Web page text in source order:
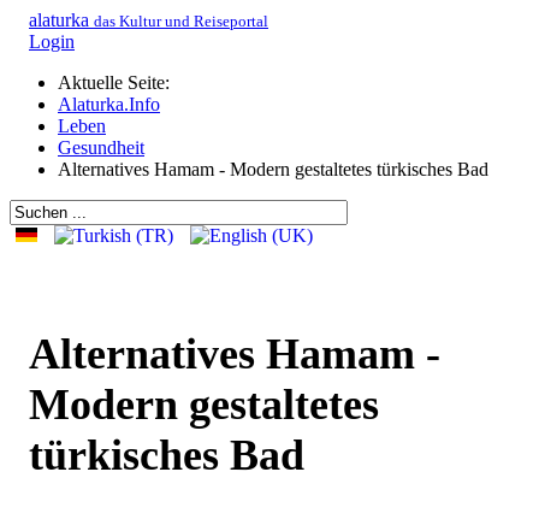
alaturka das Kultur und Reiseportal
Login
Aktuelle Seite:
Alaturka.Info
Leben
Gesundheit
Alternatives Hamam - Modern gestaltetes türkisches Bad
Alternatives Hamam -
Modern gestaltetes
türkisches Bad